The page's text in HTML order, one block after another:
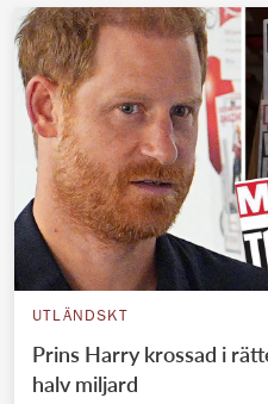
UTLÄNDSKT
Prins Harry krossad i
halv miljard